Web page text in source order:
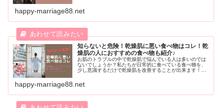
ンケア方法やファンデーションの種類をお伝えしていきま
happy-marriage88.net
知らないと危険！乾燥肌に悪い食べ物はコレ！乾
燥肌の人におすすめの食べ物も紹介♪
お肌のトラブルの中で乾燥肌で悩んでいる人は多いのでは
ないでしょうか？私たちが日常的に食べている食べ物を、
少し意識するだけで乾燥肌を改善することが出来ます！そ
めの食べ物などをご紹介していきたいと思います。乾燥肌
で悩んでいる人は、ぜひ参考にしてみてくださいね。
happy-marriage88.net